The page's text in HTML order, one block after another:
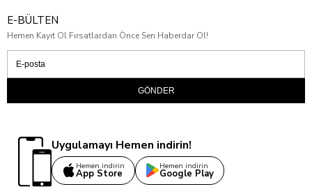
E-BÜLTEN
Hemen Kayıt Ol Fırsatlardan Önce Sen Haberdar Ol!
GÖNDER
Uygulamayı Hemen indirin!
Hemen indirin
App Store
Hemen indirin
Google Play